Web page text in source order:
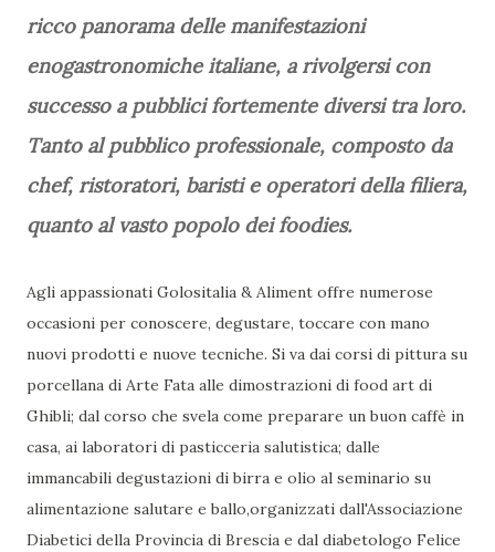
ricco panorama delle manifestazioni
enogastronomiche italiane, a rivolgersi con
successo a pubblici fortemente diversi tra loro.
Tanto al pubblico professionale, composto da
chef, ristoratori, baristi e operatori della filiera,
quanto al vasto popolo dei foodies.
Agli appassionati Golositalia & Aliment offre numerose
occasioni per conoscere, degustare, toccare con mano
nuovi prodotti e nuove tecniche. Si va dai corsi di pittura su
porcellana di Arte Fata alle dimostrazioni di food art di
Ghibli; dal corso che svela come preparare un buon caffè in
casa, ai laboratori di pasticceria salutistica; dalle
immancabili degustazioni di birra e olio al seminario su
alimentazione salutare e ballo,organizzati dall'Associazione
Diabetici della Provincia di Brescia e dal diabetologo Felice